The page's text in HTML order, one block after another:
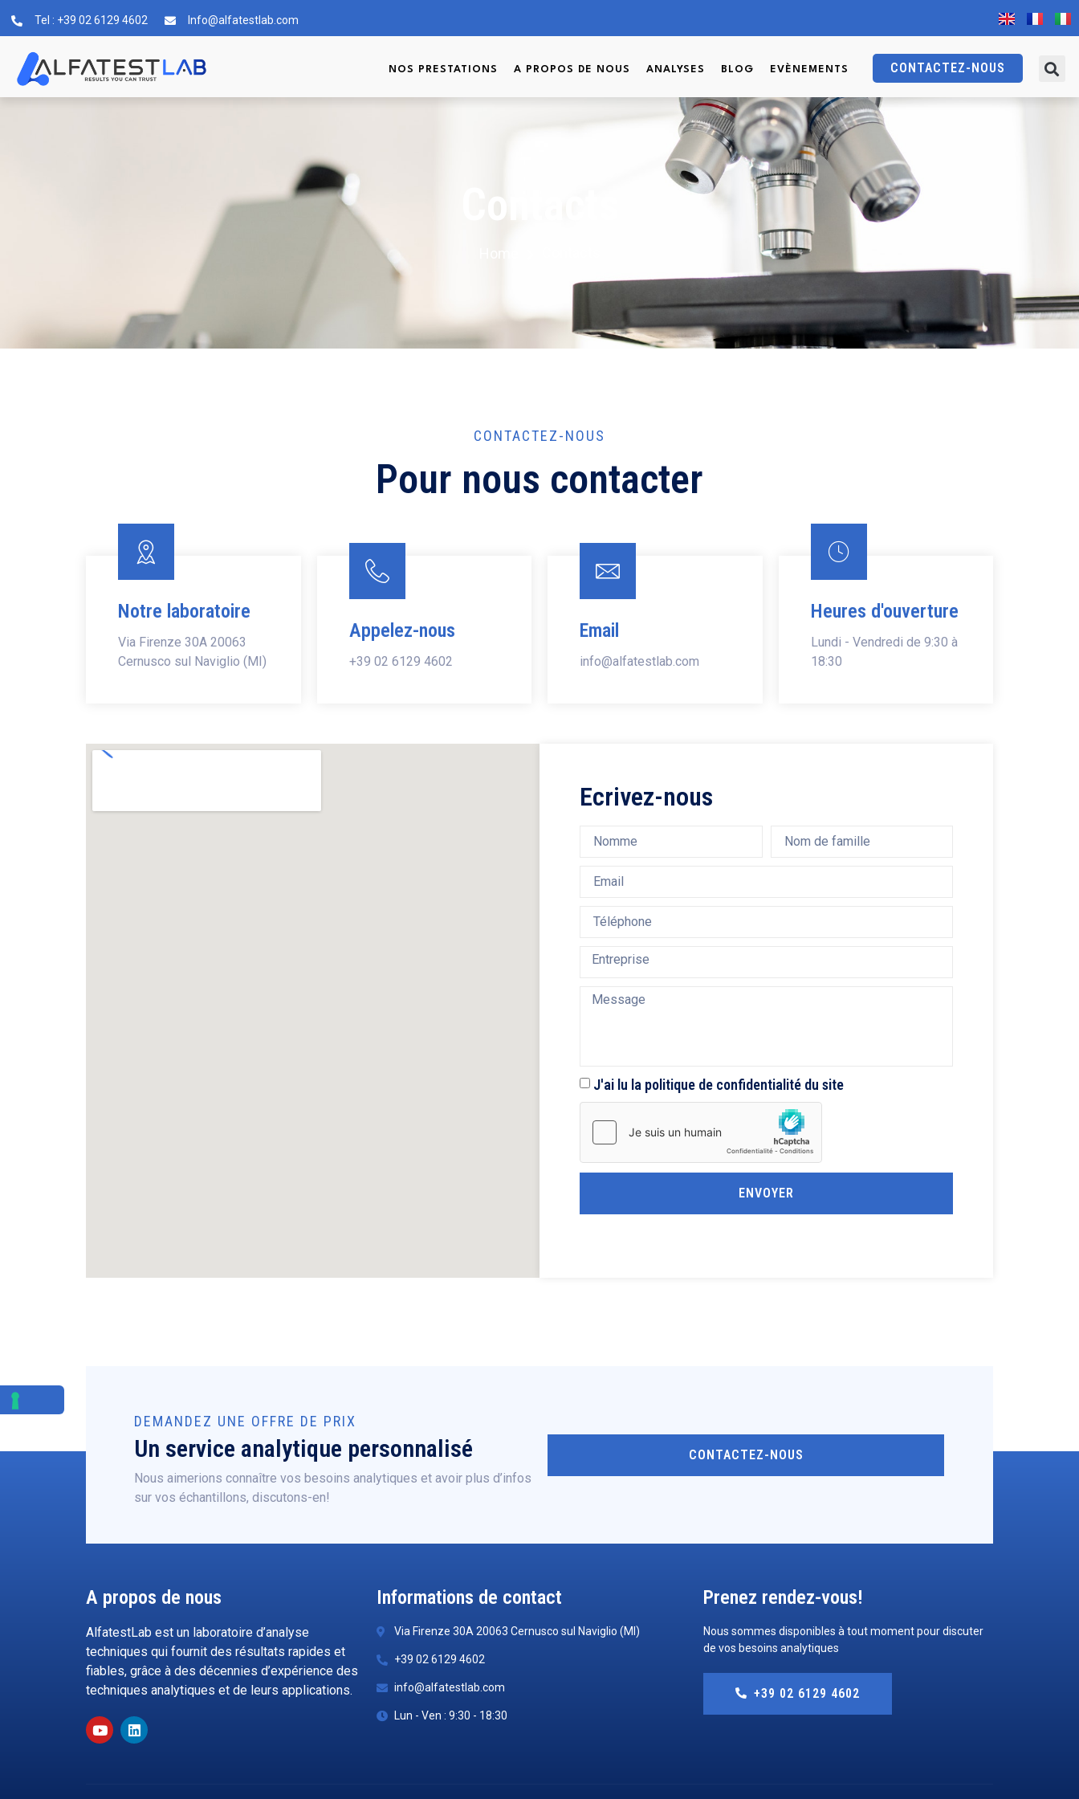
Tel : +39 02 6129 4602 Info@alfatestlab.com
NOS PRESTATIONS A PROPOS DE NOUS ANALYSES BLOG EVÈNEMENTS CONTACTEZ-NOUS
Contacts
CONTACTEZ-NOUS
Pour nous contacter
Notre laboratoire
Via Firenze 30A 20063
Cernusco sul Naviglio (MI)
Appelez-nous
+39 02 6129 4602
Email
info@alfatestlab.com
Heures d'ouverture
Lundi - Vendredi de 9:30 à
18:30
Ecrivez-nous
J'ai lu la politique de confidentialité du site
ENVOYER
DEMANDEZ UNE OFFRE DE PRIX
Un service analytique personnalisé
Nous aimerions connaître vos besoins analytiques et avoir plus d’infos
sur vos échantillons, discutons-en!
CONTACTEZ-NOUS
A propos de nous
AlfatestLab est un laboratoire d’analyse
techniques qui fournit des résultats rapides et
fiables, grâce à des décennies d’expérience des
techniques analytiques et de leurs applications.
Informations de contact
Via Firenze 30A 20063 Cernusco sul Naviglio (MI)
+39 02 6129 4602
info@alfatestlab.com
Lun - Ven : 9:30 - 18:30
Prenez rendez-vous!
Nous sommes disponibles à tout moment pour discuter
de vos besoins analytiques
+39 02 6129 4602